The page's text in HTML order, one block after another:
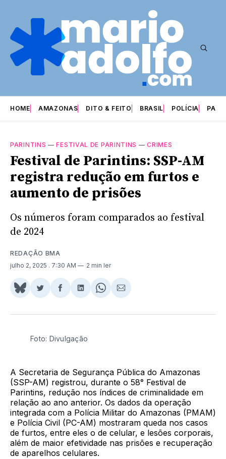
HOME AMAZONAS DITO & FEITO BRASIL POLÍCIA
PARINTINS —FESTIVAL DE PARINTINS —CRIMES
Festival de Parintins: SSP-AM
registra redução em furtos e
aumento de prisões
Os números foram comparados ao festival
de 2024
REDAÇÃO BMA
julho 2, 2025 . 7:30 AM 2 min ler
Share
BlueSky
Compartilhar
Twitter
Compartilhar
Facebook
Compartilhar
LinkedIn
Share
WhatsApp
Compartilhar
Email
Foto: Divulgação
A Secretaria de Segurança Pública do Amazonas
(SSP-AM) registrou, durante o 58° Festival de
Parintins, redução nos índices de criminalidade em
relação ao ano anterior. Os dados da operação
integrada com a Polícia Militar do Amazonas (PMAM)
e Polícia Civil (PC-AM) mostraram queda nos casos
de furtos, entre eles o de celular, e lesões corporais,
além de maior efetividade nas prisões e recuperação
de aparelhos celulares.